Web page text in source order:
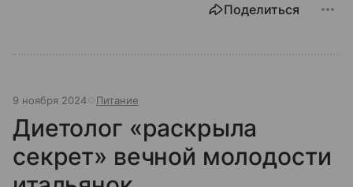
Поделиться
9 ноября 2024 Питание
Диетолог «раскрыла
секрет» вечной молодости